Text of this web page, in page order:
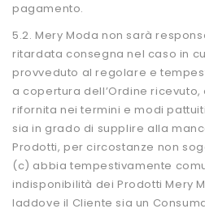
pagamento.
5.2. Mery Moda non sarà
ritardata consegna nel caso in
provveduto al regolare e
a copertura dell’Ordine ricevuto,
rifornita nei termini e modi
sia in grado di supplire alla
Prodotti, per circostanze non
(c) abbia tempestivamente
indisponibilità dei Prodotti Mery
laddove il Cliente sia un